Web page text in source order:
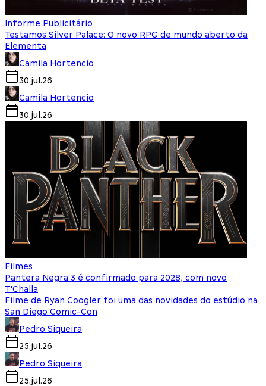
Informe Publicitário
Testamos Silver Palace: O novo RPG de mundo aberto da
Elementa
Camila Hortencio
30.jul.26
Camila Hortencio
30.jul.26
Filmes
Pantera Negra 3 é confirmado para 2028, com novo
T'Challa
Filme de Ryan Coogler foi uma das novidades do estúdio na
San Diego Comic-Con
Pedro Siqueira
25.jul.26
Pedro Siqueira
25.jul.26